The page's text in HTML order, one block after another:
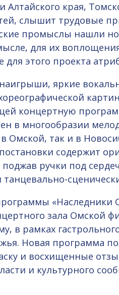
Алтайского края,
слышит трудовые
промыслы нашли
для их
этого проекта
яркие
концертную
в многообразии
Омской, так и в
содержит
ручки под
танцевально-
«Наследники
зала Омской
в рамках
Новая программа
и восхищенные
и культурного